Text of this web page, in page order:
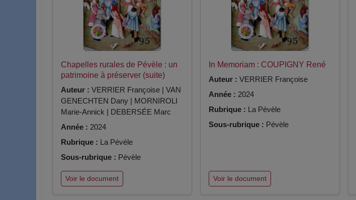
Chapelles rurales de Pévèle : un
patrimoine à préserver (suite)
Auteur : VERRIER Françoise | VAN
GENECHTEN Dany | MORNIROLI
Marie-Annick | DEBERSÉE Marc
Année : 2024
Rubrique : La Pévèle
Sous-rubrique : Pévèle
Voir le document
In Memoriam : COUPIGNY René
Auteur : VERRIER Françoise
Année : 2024
Rubrique : La Pévèle
Sous-rubrique : Pévèle
Voir le document